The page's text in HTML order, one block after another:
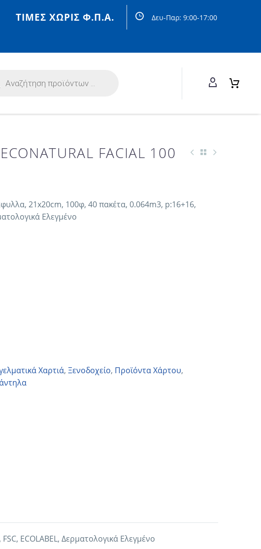
ΤΙΜΈΣ ΧΩΡΙΣ Φ.Π.Α. Δευ-Παρ: 9:00-17:00
FACIAL 100
21x20cm, 100φ, 40 πακέτα, 0.064m3, p:16+16,
Ελεγμένο
Χαρτιά, Ξενοδοχείο, Προϊόντα Χάρτου,
ECOLABEL, Δερματολογικά Ελεγμένο